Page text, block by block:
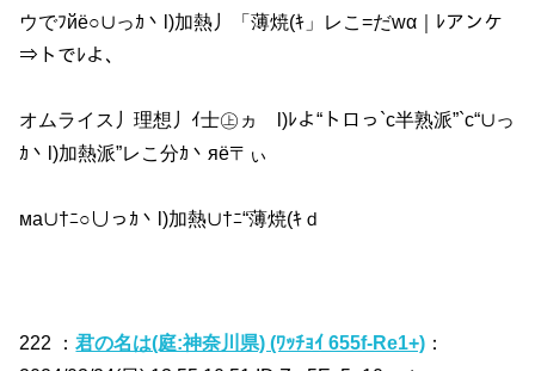
ウでﾌйё○∪っｶ丶l)加熱丿「薄焼(ｷ」レこ=だwα｜ﾚアンケ
⇒トでﾚよ、
オムライス丿理想丿ｲ士㊤ヵゞl)ﾚよ“トロっ`c半熟派”`c“∪っ
ｶ丶l)加熱派”レこ分ｶ丶яё〒ぃ
ма∪†ﾆ○∪っｶ丶l)加熱∪†ﾆ“薄焼(ｷｄ
222 ：君の名は(庭:神奈川県) (ﾜｯﾁｮｲ 655f-Re1+) ：